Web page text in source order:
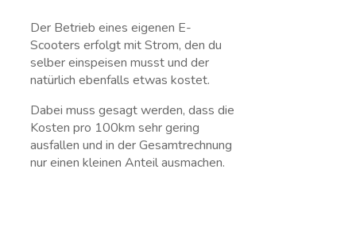
Der Betrieb eines eigenen E-
Scooters erfolgt mit Strom, den du
selber einspeisen musst und der
natürlich ebenfalls etwas kostet.
Dabei muss gesagt werden, dass die
Kosten pro 100km sehr gering
ausfallen und in der Gesamtrechnung
nur einen kleinen Anteil ausmachen.